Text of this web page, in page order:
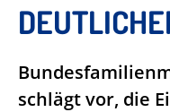
schlägt vor, die